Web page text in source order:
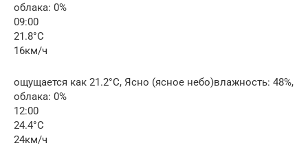
облака: 0%
09:00
21.8°C
16км/ч
ощущается как 21.2°C, Ясно (ясное небо)влажность: 48%,
облака: 0%
12:00
24.4°C
24км/ч